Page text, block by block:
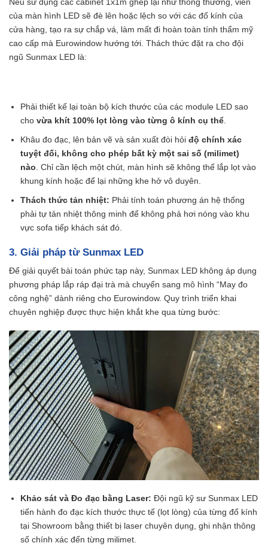
của màn hình LED sẽ đè lên hoặc lệch so với các đố kính của
cửa hàng, tạo ra sự chắp vá, làm mất đi hoàn toàn tính thẩm mỹ
cao cấp mà Eurowindow hướng tới. Thách thức đặt ra cho đội
ngũ Sunmax LED là:
Phải thiết kế lại toàn bộ kích thước của các module LED sao
cho vừa khít 100% lọt lòng vào từng ô kính cụ thể.
Khâu đo đạc, lên bản vẽ và sản xuất đòi hỏi độ chính xác
tuyệt đối, không cho phép bất kỳ một sai số (milimet)
nào . Chỉ cần lệch một chút, màn hình sẽ không thể lắp lọt vào
khung kính hoặc để lại những khe hở vô duyên.
Thách thức tản nhiệt: Phải tính toán phương án hệ thống
phải tự tản nhiệt thông minh để không phả hơi nóng vào khu
vực sofa tiếp khách sát đó.
3. Giải pháp từ Sunmax LED
Để giải quyết bài toán phức tạp này, Sunmax LED không áp dụng
phương pháp lắp ráp đại trà mà chuyển sang mô hình “May đo
công nghệ” dành riêng cho Eurowindow. Quy trình triển khai
chuyên nghiệp được thực hiện khắt khe qua từng bước:
Khảo sát và Đo đạc bằng Laser: Đội ngũ kỹ sư Sunmax LED
tiến hành đo đạc kích thước thực tế (lọt lòng) của từng đố kính
tại Showroom bằng thiết bị laser chuyên dụng, ghi nhận thông
số chính xác đến từng milimet.